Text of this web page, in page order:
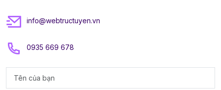
info@webtructuyen.vn
0935 669 678